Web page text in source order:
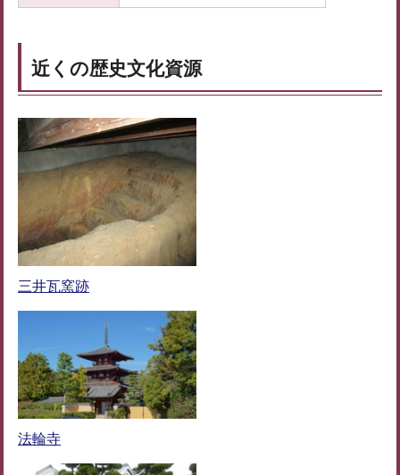
近くの歴史文化資源
三井瓦窯跡
法輪寺